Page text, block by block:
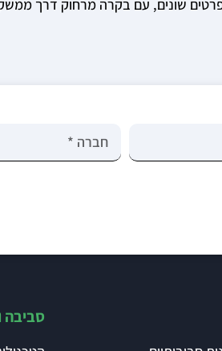
שונים, עם בקרה מרחוק דרך
סביבה